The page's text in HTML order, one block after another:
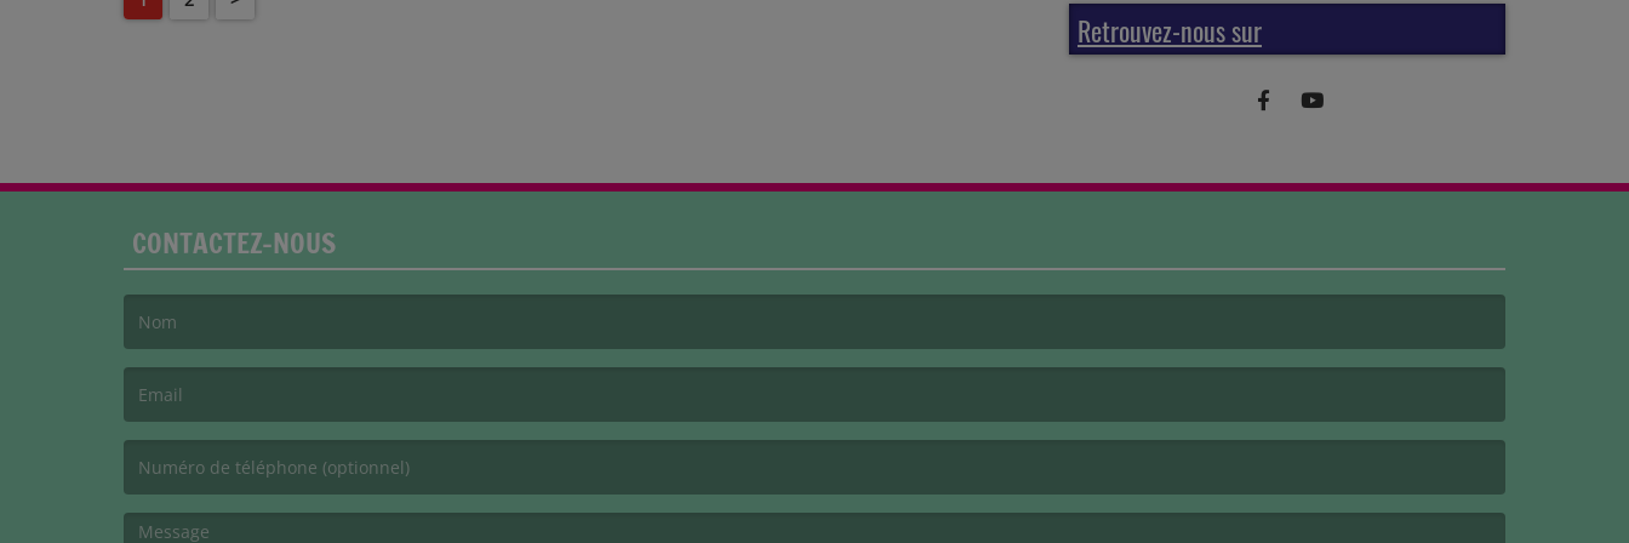
Retrouvez-nous sur
CONTACTEZ-NOUS